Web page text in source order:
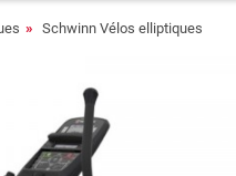
Schwinn Vélos elliptiques